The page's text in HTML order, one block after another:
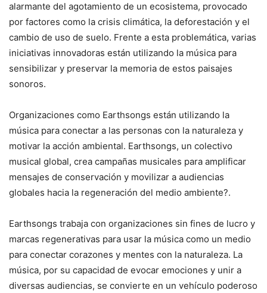
alarmante del agotamiento de un ecosistema, provocado
por factores como la crisis climática, la deforestación y el
cambio de uso de suelo. Frente a esta problemática, varias
iniciativas innovadoras están utilizando la música para
sensibilizar y preservar la memoria de estos paisajes
sonoros.
Organizaciones como Earthsongs están utilizando la
música para conectar a las personas con la naturaleza y
motivar la acción ambiental. Earthsongs, un colectivo
musical global, crea campañas musicales para amplificar
mensajes de conservación y movilizar a audiencias
globales hacia la regeneración del medio ambiente?.
Earthsongs trabaja con organizaciones sin fines de lucro y
marcas regenerativas para usar la música como un medio
para conectar corazones y mentes con la naturaleza. La
música, por su capacidad de evocar emociones y unir a
diversas audiencias, se convierte en un vehículo poderoso